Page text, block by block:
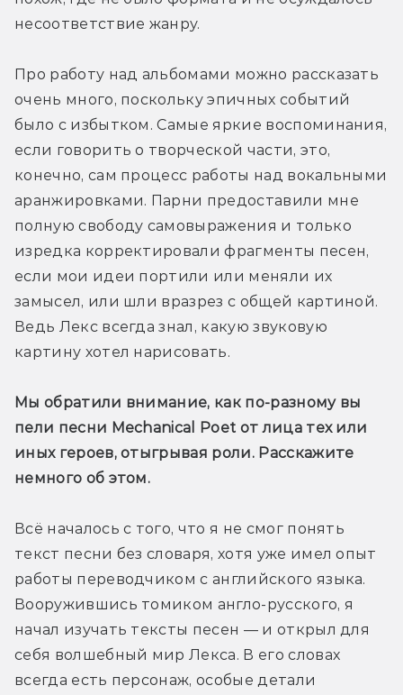
несоответствие жанру.
Про работу над альбомами можно рассказать
очень много, поскольку эпичных событий
было с избытком. Самые яркие воспоминания,
если говорить о творческой части, это,
конечно, сам процесс работы над вокальными
аранжировками. Парни предоставили мне
полную свободу самовыражения и только
изредка корректировали фрагменты песен,
если мои идеи портили или меняли их
замысел, или шли вразрез с общей картиной.
Ведь Лекс всегда знал, какую звуковую
картину хотел нарисовать.
Мы обратили внимание, как по-разному вы
пели песни Mechanical Poet от лица тех или
иных героев, отыгрывая роли. Расскажите
немного об этом.
Всё началось с того, что я не смог понять
текст песни без словаря, хотя уже имел опыт
работы переводчиком с английского языка.
Вооружившись томиком англо-русского, я
начал изучать тексты песен — и открыл для
себя волшебный мир Лекса. В его словах
всегда есть персонаж, особые детали